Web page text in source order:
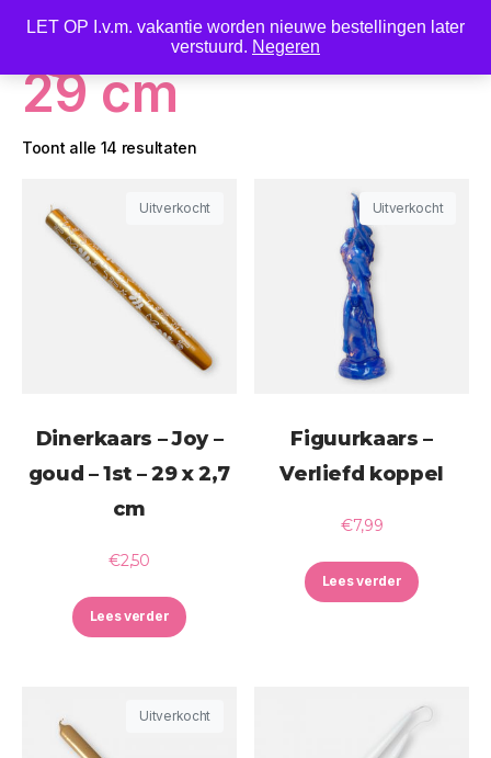
LET OP I.v.m. vakantie worden nieuwe bestellingen later
verstuurd. Negeren
29 cm
Toont alle 14 resultaten
Uitverkocht
Dinerkaars – Joy –
goud – 1st – 29 x 2,7
cm
€2,50
Lees verder
Uitverkocht
Figuurkaars –
Verliefd koppel
€7,99
Lees verder
Uitverkocht